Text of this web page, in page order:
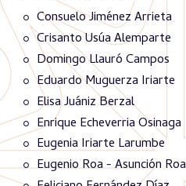
Consuelo Jiménez Arrieta
Crisanto Usúa Alemparte
Domingo Llauró Campos
Eduardo Muguerza Iriarte
Elisa Juániz Berzal
Enrique Echeverria Osinaga
Eugenia Iriarte Larumbe
Eugenio Roa - Asunción Roa